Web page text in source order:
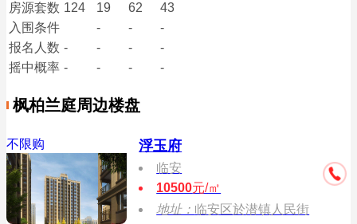
房源套数 124 19 62
43
入围条件
- -
-
报名 人数 - - -
-
摇中概率 - - - -
枫柏兰庭周边楼盘
不限购 浮玉府
临安
10500元/㎡
地址： 临安区於潜镇人民街